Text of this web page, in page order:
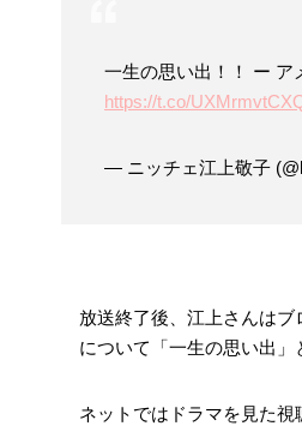
一生の思い出！！ ー ア
https://t.co/
— ニッチェ江上敬子
放送終了後、江上さんは
について「一生の思い出」
ネットではドラマを見た